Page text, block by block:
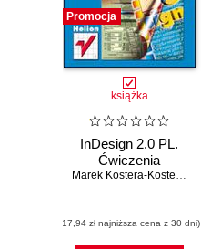
Promocja
książka
InDesign 2.0 PL.
Ćwiczenia
Marek Kostera-Kosterzewski
(17,94 zł najniższa cena z 30 dni)